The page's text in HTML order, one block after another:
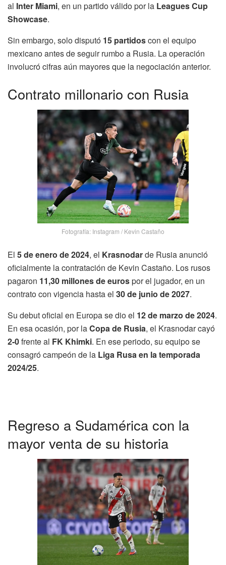
al Inter Miami, en un partido válido por la Leagues Cup
Showcase.
Sin embargo, solo disputó 15 partidoscon el equipo
mexicano antes de seguir rumbo a Rusia. La operación
involucró cifras aún mayores que la negociación anterior.
Contrato millonario con Rusia
Fotografía: Instagram / Kevin Castaño
El 5 de enero de 2024, el Krasnodarde Rusia anunció
oficialmente la contratación de Kevin Castaño. Los rusos
pagaron 11,30 millones de eurospor el jugador, en un
contrato con vigencia hasta el 30 de junio de 2027.
Su debut oficial en Europa se dio el 12 de marzo de 2024.
En esa ocasión, por laCopa de Rusia, el Krasnodar cayó
2-0frente al FK Khimki. En ese periodo, su equipo se
consagró campeón de la Liga Rusa en la temporada
2024/25.
Regreso a Sudamérica con la
mayor venta de su historia